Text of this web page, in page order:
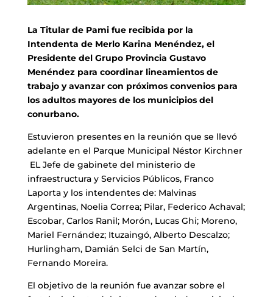
La Titular de Pami fue recibida por la
Intendenta de Merlo Karina Menéndez, el
Presidente del Grupo Provincia Gustavo
Menéndez para coordinar lineamientos de
trabajo y avanzar con próximos convenios para
los adultos mayores de los municipios del
conurbano.
Estuvieron presentes en la reunión que se llevó
adelante en el Parque Municipal Néstor Kirchner
EL Jefe de gabinete del ministerio de
infraestructura y Servicios Públicos, Franco
Laporta y los intendentes de: Malvinas
Argentinas, Noelia Correa; Pilar, Federico Achaval;
Escobar, Carlos Ranil; Morón, Lucas Ghi; Moreno,
Mariel Fernández; Ituzaingó, Alberto Descalzo;
Hurlingham, Damián Selci de San Martín,
Fernando Moreira.
El objetivo de la reunión fue avanzar sobre el